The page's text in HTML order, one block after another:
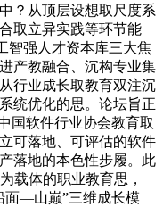
？从顶层设想取尺度系
取立异实践等环节能
智强人才资本库三大焦
产教融合、沉构专业集
行业成长取教育双注沉
统优化的思。论坛旨正
国软件行业协会教育取
可落地、可评估的软件
落地的本色性步履。此
载体的职业教育思，
面—山巅”三维成长模